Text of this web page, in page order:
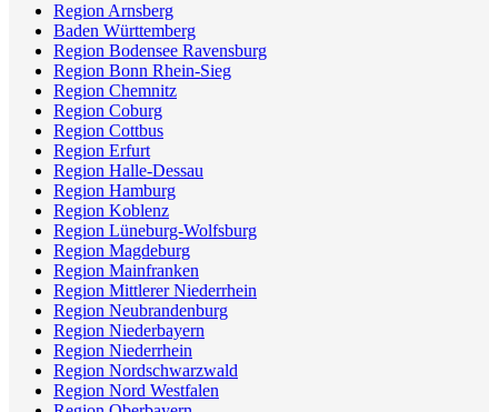
Region Arnsberg
Baden Württemberg
Region Bodensee Ravensburg
Region Bonn Rhein-Sieg
Region Chemnitz
Region Coburg
Region Cottbus
Region Erfurt
Region Halle-Dessau
Region Hamburg
Region Koblenz
Region Lüneburg-Wolfsburg
Region Magdeburg
Region Mainfranken
Region Mittlerer Niederrhein
Region Neubrandenburg
Region Niederbayern
Region Niederrhein
Region Nordschwarzwald
Region Nord Westfalen